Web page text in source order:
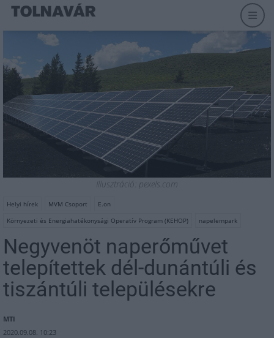
Illusztráció: pexels.com
Helyi hírek MVM Csoport
E.on
Környezeti és Energiahatékonysági Operatív Program (KEHOP)
napelempark
Negyvenöt naperőművet
telepítettek dél-dunántúli és
tiszántúli településekre
MTI
2020.09.08. 10:23